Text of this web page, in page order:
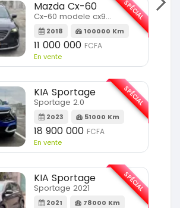
Mazda Cx-60
Cx-60 modele cx9 full option
2018 100000 Km
11 000 000 FCFA
En vente
SPÉCIAL
KIA Sportage
Sportage 2.0
2023 51000 Km
18 900 000 FCFA
En vente
SPÉCIAL
KIA Sportage
Sportage 2021
2021 78000 Km
SPÉCIAL